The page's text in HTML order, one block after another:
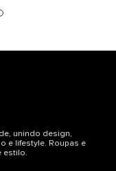
unindo design,
e lifestyle. Roupas e
estilo.